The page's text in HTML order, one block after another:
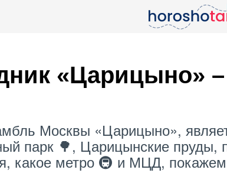
«Царицыно»
Москвы «Царицыно»,
парк 🌳, Царицынские пруды,
какое метро 🚇 и МЦД,